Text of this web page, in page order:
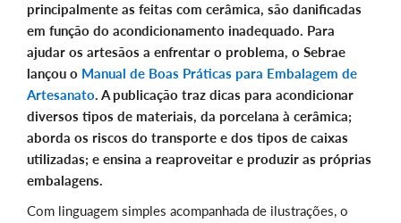
principalmente as feitas com cerâmica, são danificadas
em função do acondicionamento inadequado. Para
ajudar os artesãos a enfrentar o problema, o Sebrae
lançou o Manual de Boas Práticas para Embalagem de
Artesanato. A publicação traz dicas para acondicionar
diversos tipos de materiais, da porcelana à cerâmica;
aborda os riscos do transporte e dos tipos de caixas
utilizadas; e ensina a reaproveitar e produzir as próprias
embalagens.
Com linguagem simples acompanhada de ilustrações, o